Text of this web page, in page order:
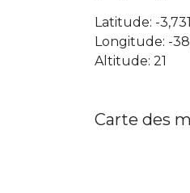
Latitude: -
Longitude: -
Altitude: 21
Carte des